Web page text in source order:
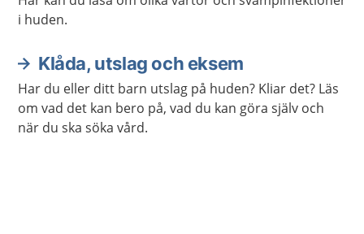
i huden.
Klåda, utslag och eksem
Har du eller ditt barn utslag på huden? Kliar det? Läs
om vad det kan bero på, vad du kan göra själv och
när du ska söka vård.